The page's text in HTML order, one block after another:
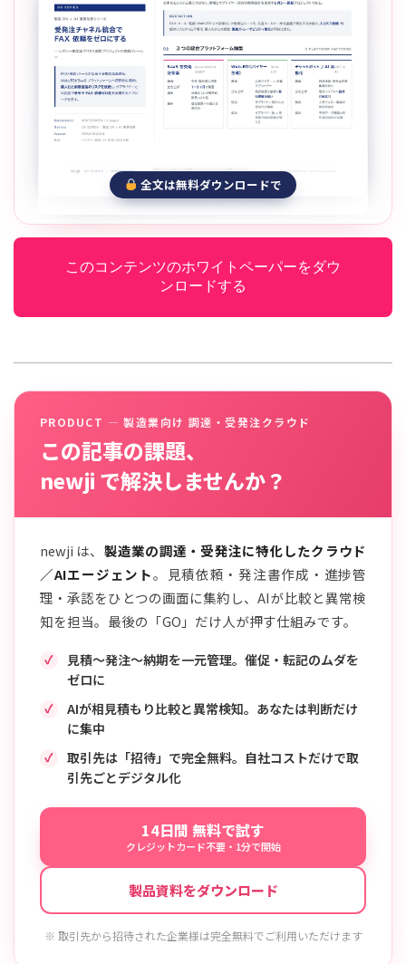
全文は無料ダウンロードで
このコンテンツのホワイトペーパーをダウ
ンロードする
PRODUCT — 製造業向け 調達・受発注クラウド
この記事の課題、
newji で解決しませんか？
newji は、 製造業の調達・受発注に特化したクラウド
／AIエージェント。見積依頼・発注書作成・進捗管
理・承認をひとつの画面に集約し、AIが比較と異常検
知を担当。最後の「GO」だけ人が押す仕組みです。
見積〜発注〜納期を一元管理。催促・転記のムダを
ゼロに
AIが相見積もり比較と異常検知。あなたは判断だけ
に集中
取引先は「招待」で完全無料。自社コストだけで取
引先ごとデジタル化
14日間 無料で試す
クレジットカード不要・1分で開始
製品資料をダウンロード
※ 取引先から招待された企業様は完全無料でご利用いただけます